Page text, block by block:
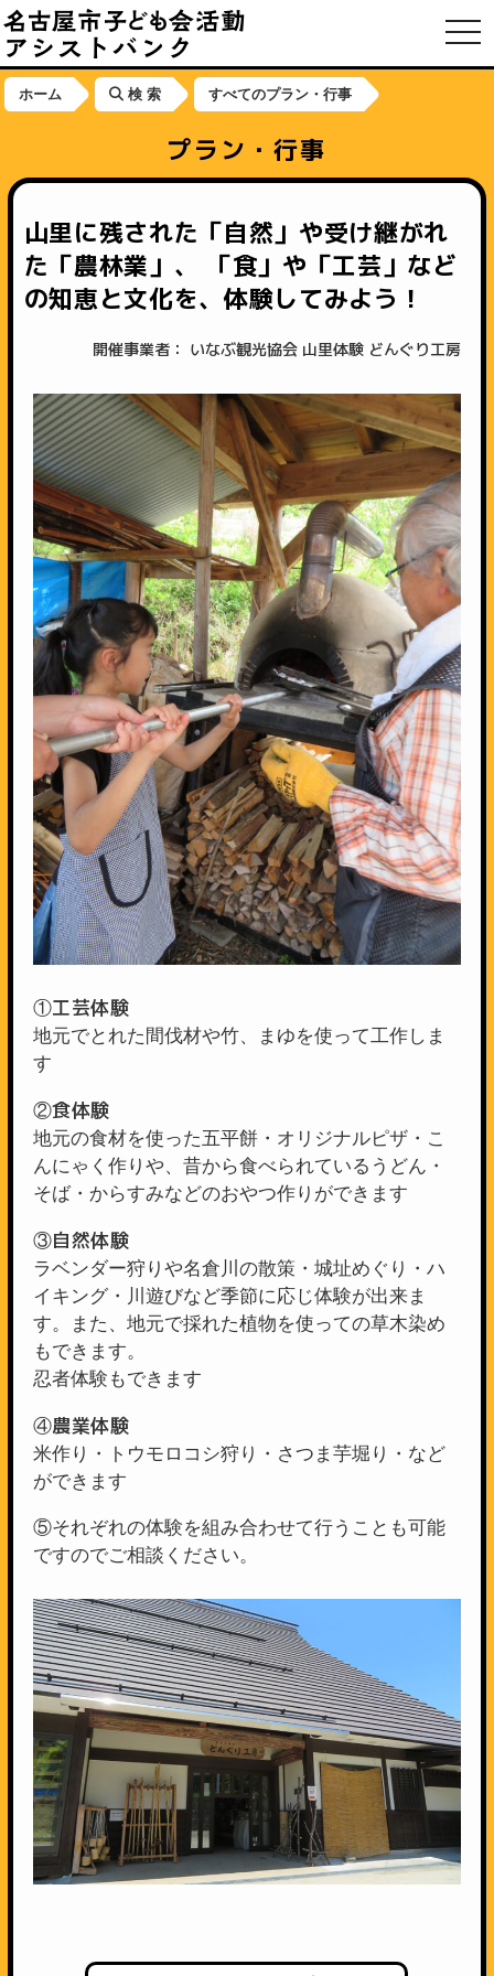
ホーム 検 索 すべてのプラン・行事
プラン・行事
山里に残された「自然」や受け継がれ
た「農林業」、 「食」や「工芸」など
の知恵と文化を、体験してみよう！
開催事業者： いなぶ観光協会 山里体験 どんぐり工房
①工芸体験
地元でとれた間伐材や竹、まゆを使って工作しま
す
②食体験
地元の食材を使った五平餅・オリジナルピザ・こ
んにゃく作りや、昔から食べられているうどん・
そば・からすみなどのおやつ作りができます
③自然体験
ラベンダー狩りや名倉川の散策・城址めぐり・ハ
イキング・川遊びなど季節に応じ体験が出来ま
す。また、地元で採れた植物を使っての草木染め
もできます。
忍者体験もできます
④農業体験
米作り・トウモロコシ狩り・さつま芋堀り・など
ができます
⑤それぞれの体験を組み合わせて行うことも可能
ですのでご相談ください。